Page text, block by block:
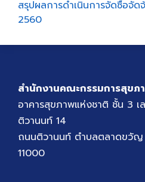
สรุปผลการดำเนินการจัดซื้อจัด
2560
สำนักงานคณะกรรมการสุขภ
อาคารสุขภาพแห่งชาติ ชั้น 3
ติวานนท์ 14
ถนนติวานนท์ ตำบลตลาดขวัญ
11000